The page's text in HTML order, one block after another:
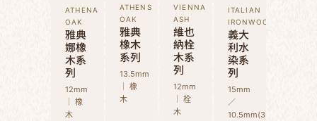
ATHENA
OAK
雅典
娜橡
木系
列
12mm
｜ 橡
木
ATHENS
OAK
雅典
橡木
系列
13.5mm
｜ 橡
木
VIENNA
ASH
維也
納栓
木系
列
12mm
｜ 栓
木
ITALIAN
IRONWOOD
義大
利水
染系
列
15mm
／
10.5mm(3D)